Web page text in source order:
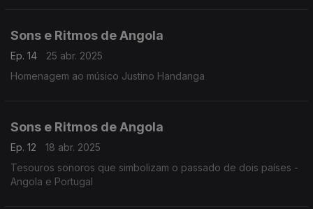
Sons e Ritmos de Angola
Ep. 14
25 abr. 2025
Homenagem ao músico Justino Handanga
Sons e Ritmos de Angola
Ep. 12
18 abr. 2025
Tesouros sonoros que simbolizam o passado de dois países -
Angola e Portugal